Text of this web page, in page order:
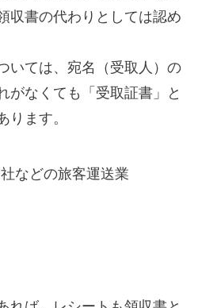
収書の代わりとしては認め
いては、宛名（受取人）の
がなくても「受取証書」と
ります。
などの旅客運送業